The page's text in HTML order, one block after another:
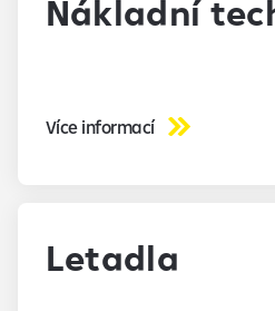
Nákladní
Více informací
Letadla